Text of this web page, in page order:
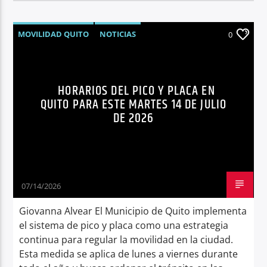
MOVILIDAD QUITO
NOTICIAS
0
HORARIOS DEL PICO Y PLACA EN
QUITO PARA ESTE MARTES 14 DE JULIO
DE 2026
07/14/2026
Giovanna Alvear El Municipio de Quito implementa
el sistema de pico y placa como una estrategia
continua para regular la movilidad en la ciudad.
Esta medida se aplica de lunes a viernes durante